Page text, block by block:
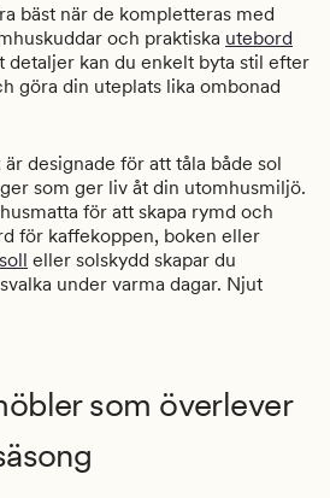
bäst när de kompletteras med
och praktiska utebord
detaljer kan du enkelt byta stil efter
göra din uteplats lika ombonad
designade för att tåla både sol
som ger liv åt din utomhusmiljö.
för att skapa rymd och
för kaffekoppen, boken eller
eller solskydd skapar du
under varma dagar. Njut
som överlever